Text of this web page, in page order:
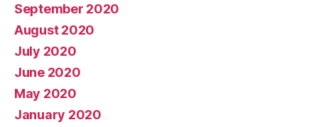
September 2020
August 2020
July 2020
June 2020
May 2020
January 2020